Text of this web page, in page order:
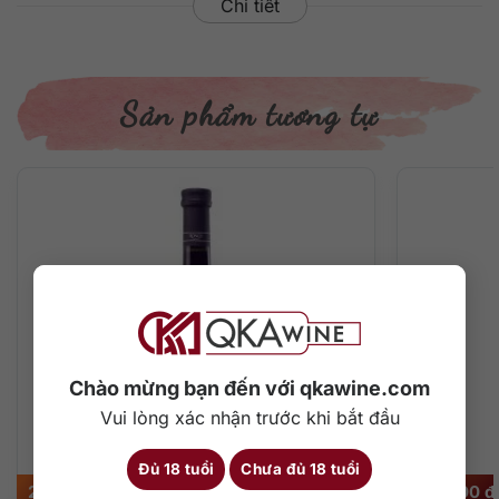
Chào mừng bạn đến với qkawine.com
Vui lòng xác nhận trước khi bắt đầu
Đủ 18 tuổi Chưa đủ 18 tuổi
Chi tiết
Sản phẩm tương tự
225.000 980.000₫